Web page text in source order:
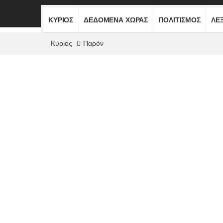
ΚΎΡΙΟΣ ΔΕΔΟΜΈΝΑ ΧΏΡΑΣ ΠΟΛΙΤΙΣΜΌΣ
Κύριος Παρόν